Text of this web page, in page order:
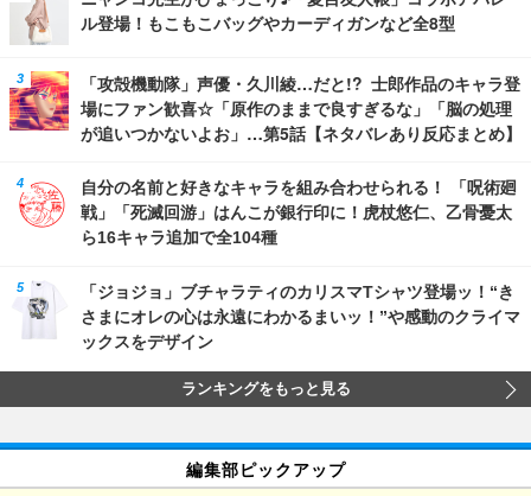
ル登場！もこもこバッグやカーディガンなど全8型
「攻殻機動隊」声優・久川綾…だと!? 士郎作品のキャラ登
場にファン歓喜☆「原作のままで良すぎるな」「脳の処理
が追いつかないよお」…第5話【ネタバレあり反応まとめ】
自分の名前と好きなキャラを組み合わせられる！ 「呪術廻
戦」「死滅回游」はんこが銀行印に！虎杖悠仁、乙骨憂太
ら16キャラ追加で全104種
「ジョジョ」ブチャラティのカリスマTシャツ登場ッ！“き
さまにオレの心は永遠にわかるまいッ！”や感動のクライマ
ックスをデザイン
ランキングをもっと見る
編集部ピックアップ